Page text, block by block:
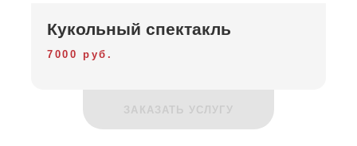
Кукольный спектакль
7000 руб.
ЗАКАЗАТЬ УСЛУГУ